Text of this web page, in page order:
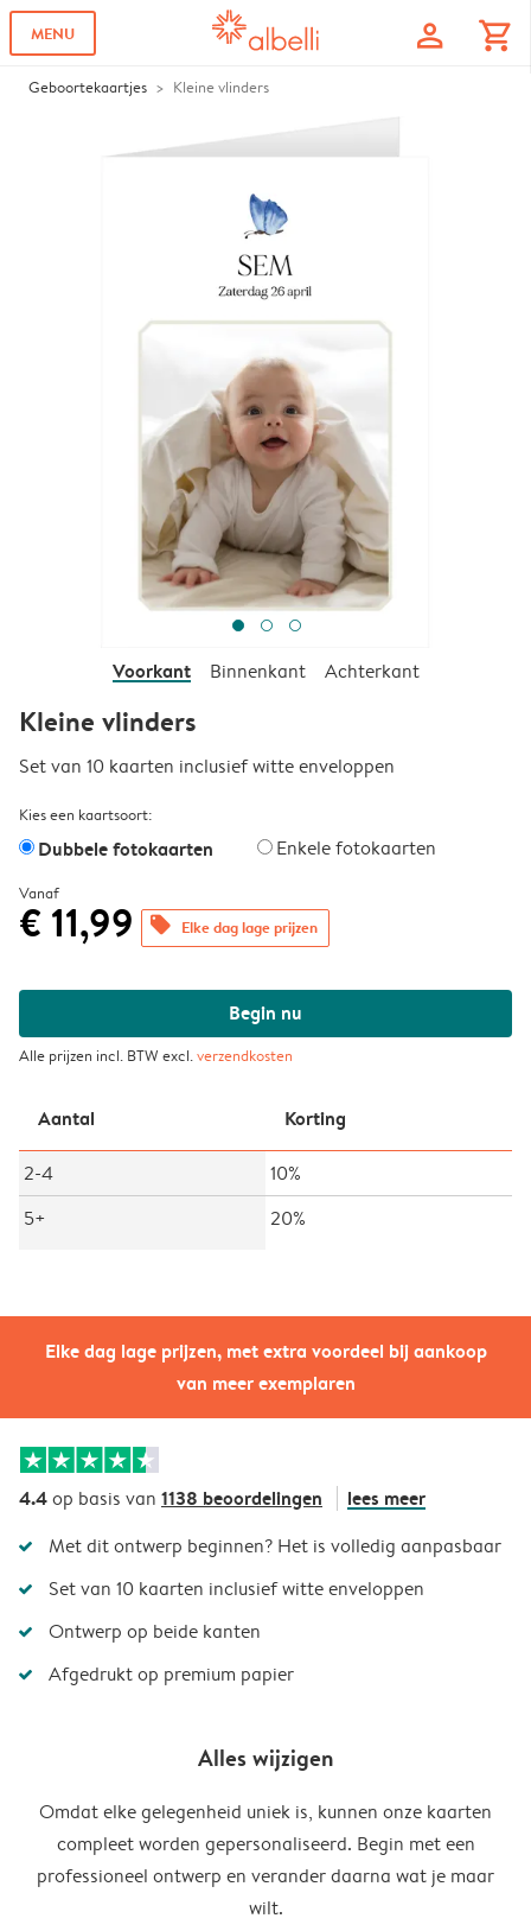
MENU profile shopping_cart
Geboortekaartjes Kleine vlinders
Elke dag lage prijzen, met extra voordeel bij aankoop
van meer exemplaren
Voorkant Binnenkant Achterkant
Kleine vlinders
Set van 10 kaarten inclusief witte enveloppen
Kies een kaartsoort:
Dubbele fotokaarten Enkele fotokaarten
Vanaf
€ 11,99 offers Elke dag lage prijzen
Begin nu
Alle prijzen incl. BTW excl.verzendkosten
Aantal Korting
2-4
10%
5+
20%
4.4op basis van 1138 beoordelingen lees meer
Met dit ontwerp beginnen? Het is volledig aanpasbaar
Set van 10 kaarten inclusief witte enveloppen
Ontwerp op beide kanten
Afgedrukt op premium papier
Alles wijzigen
Omdat elke gelegenheid uniek is, kunnen onze kaarten
compleet worden gepersonaliseerd. Begin met een
professioneel ontwerp en verander daarna wat je maar
wilt.